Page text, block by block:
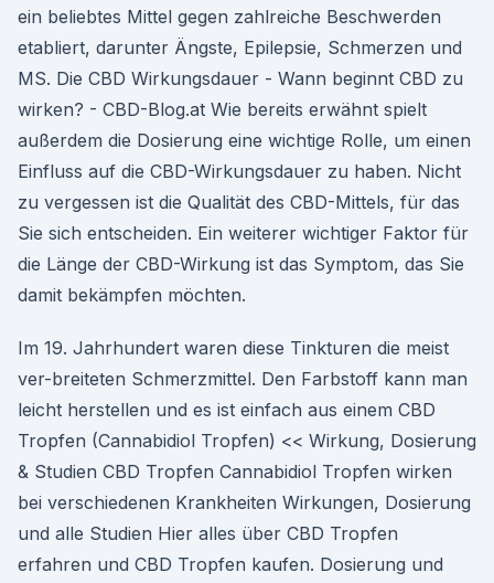
ein beliebtes Mittel gegen zahlreiche Beschwerden
etabliert, darunter Ängste, Epilepsie, Schmerzen und
MS. Die CBD Wirkungsdauer - Wann beginnt CBD zu
wirken? - CBD-Blog.at Wie bereits erwähnt spielt
außerdem die Dosierung eine wichtige Rolle, um einen
Einfluss auf die CBD-Wirkungsdauer zu haben. Nicht
zu vergessen ist die Qualität des CBD-Mittels, für das
Sie sich entscheiden. Ein weiterer wichtiger Faktor für
die Länge der CBD-Wirkung ist das Symptom, das Sie
damit bekämpfen möchten.
Im 19. Jahrhundert waren diese Tinkturen die meist
ver-breiteten Schmerzmittel. Den Farbstoff kann man
leicht herstellen und es ist einfach aus einem CBD
Tropfen (Cannabidiol Tropfen) << Wirkung, Dosierung
& Studien CBD Tropfen Cannabidiol Tropfen wirken
bei verschiedenen Krankheiten Wirkungen, Dosierung
und alle Studien Hier alles über CBD Tropfen
erfahren und CBD Tropfen kaufen. Dosierung und